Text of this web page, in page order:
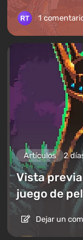
1
Artículos 2
Vista
juego de
Dejar un